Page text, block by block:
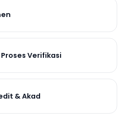
Verifikasi
& Akad